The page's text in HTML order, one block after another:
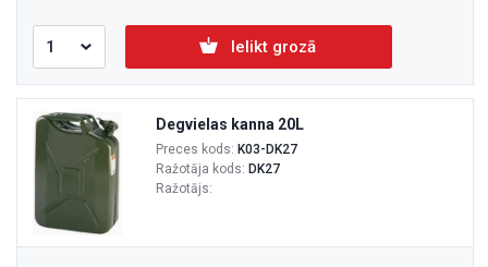
Ielikt grozā
Degvielas kanna 20L
Preces kods: K03-DK27
Ražotāja kods: DK27
Ražotājs: